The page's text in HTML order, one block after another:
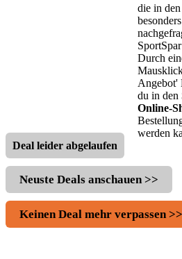
die in
Durch
Angebot'
du in den
Online-
werden
Deal leider abgelaufen
Neuste Deals anschauen >>
Keinen Deal mehr verpassen >>